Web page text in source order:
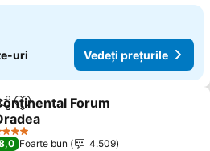
uri Vedeți prețurile
Adăugaţi la favorite
Forum
Stele
Foarte bun
4.509